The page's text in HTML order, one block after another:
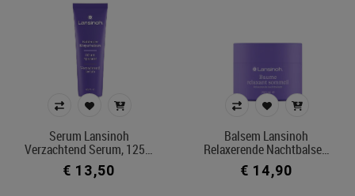
Serum Lansinoh
Verzachtend Serum, 125…
€ 13,50
Balsem Lansinoh
Relaxerende Nachtbalse…
€ 14,90